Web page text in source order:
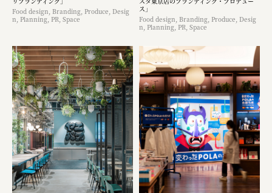
Food design, Branding, Produce, Desig
n, Planning, PR, Space
ス」
Food design, Branding, Produce, Desig
n, Planning, PR, Space